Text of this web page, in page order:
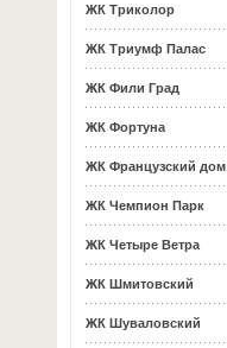
ЖК Триколор
ЖК Триумф Палас
ЖК Фили Град
ЖК Фортуна
ЖК Французский дом
ЖК Чемпион Парк
ЖК Четыре Ветра
ЖК Шмитовский
ЖК Шуваловский